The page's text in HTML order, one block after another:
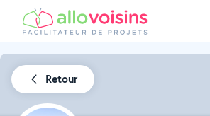
Retour